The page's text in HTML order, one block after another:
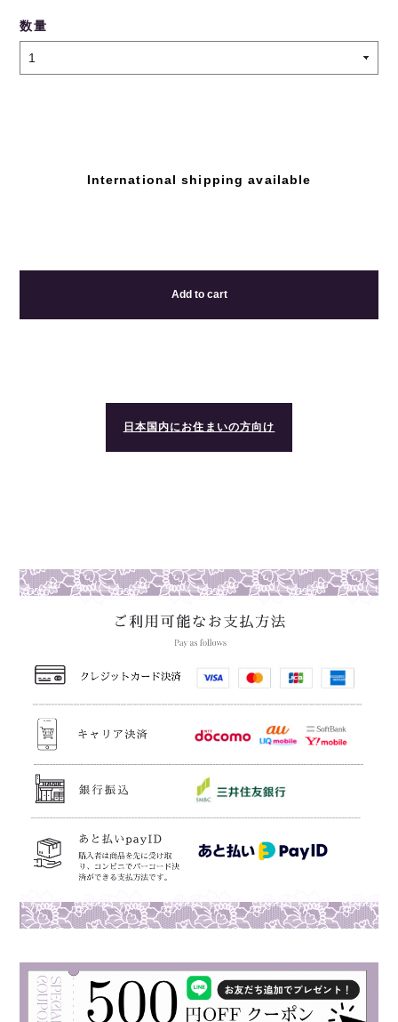
数量
International shipping available
Add to cart
日本国内にお住まいの方向け